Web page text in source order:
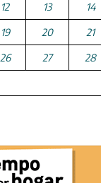
12 13 14
19 20 21
26 27 28